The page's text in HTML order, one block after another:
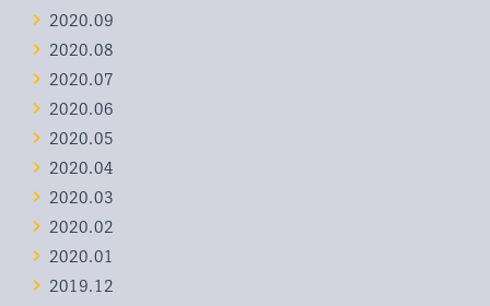
2020.09
2020.08
2020.07
2020.06
2020.05
2020.04
2020.03
2020.02
2020.01
2019.12